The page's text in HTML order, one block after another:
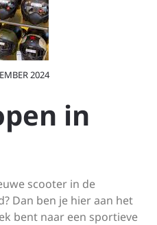
2024
in
scooter in de
Dan ben je hier aan het
bent naar een sportieve